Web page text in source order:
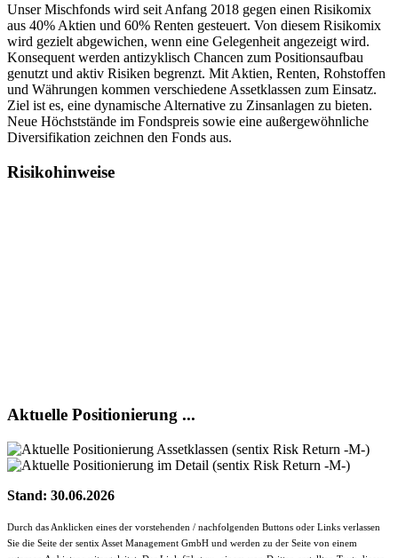
Unser Mischfonds wird seit Anfang 2018 gegen einen Risikomix
aus 40% Aktien und 60% Renten gesteuert. Von diesem Risikomix
wird gezielt abgewichen, wenn eine Gelegenheit angezeigt wird.
Konsequent werden antizyklisch Chancen zum Positionsaufbau
genutzt und aktiv Risiken begrenzt. Mit Aktien, Renten, Rohstoffen
und Währungen kommen verschiedene Assetklassen zum Einsatz.
Ziel ist es, eine dynamische Alternative zu Zinsanlagen zu bieten.
Neue Höchststände im Fondspreis sowie eine außergewöhnliche
Diversifikation zeichnen den Fonds aus.
Risikohinweise
Aktuelle Positionierung ...
Stand: 30.06.2026
Durch das Anklicken eines der vorstehenden / nachfolgenden Buttons oder Links verlassen
Sie die Seite der sentix Asset Management GmbH und werden zu der Seite von einem